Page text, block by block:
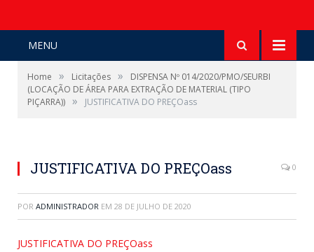
MENU
Home » Licitações »
DISPENSA Nº 014/2020/PMO/SEURBI
(LOCAÇÃO DE ÁREA PARA EXTRAÇÃO DE MATERIAL (TIPO
PIÇARRA)) » JUSTIFICATIVA DO PREÇOass
JUSTIFICATIVA DO PREÇOass 0
POR ADMINISTRADOR EM 28 DE JULHO DE 2020
JUSTIFICATIVA DO PREÇOass